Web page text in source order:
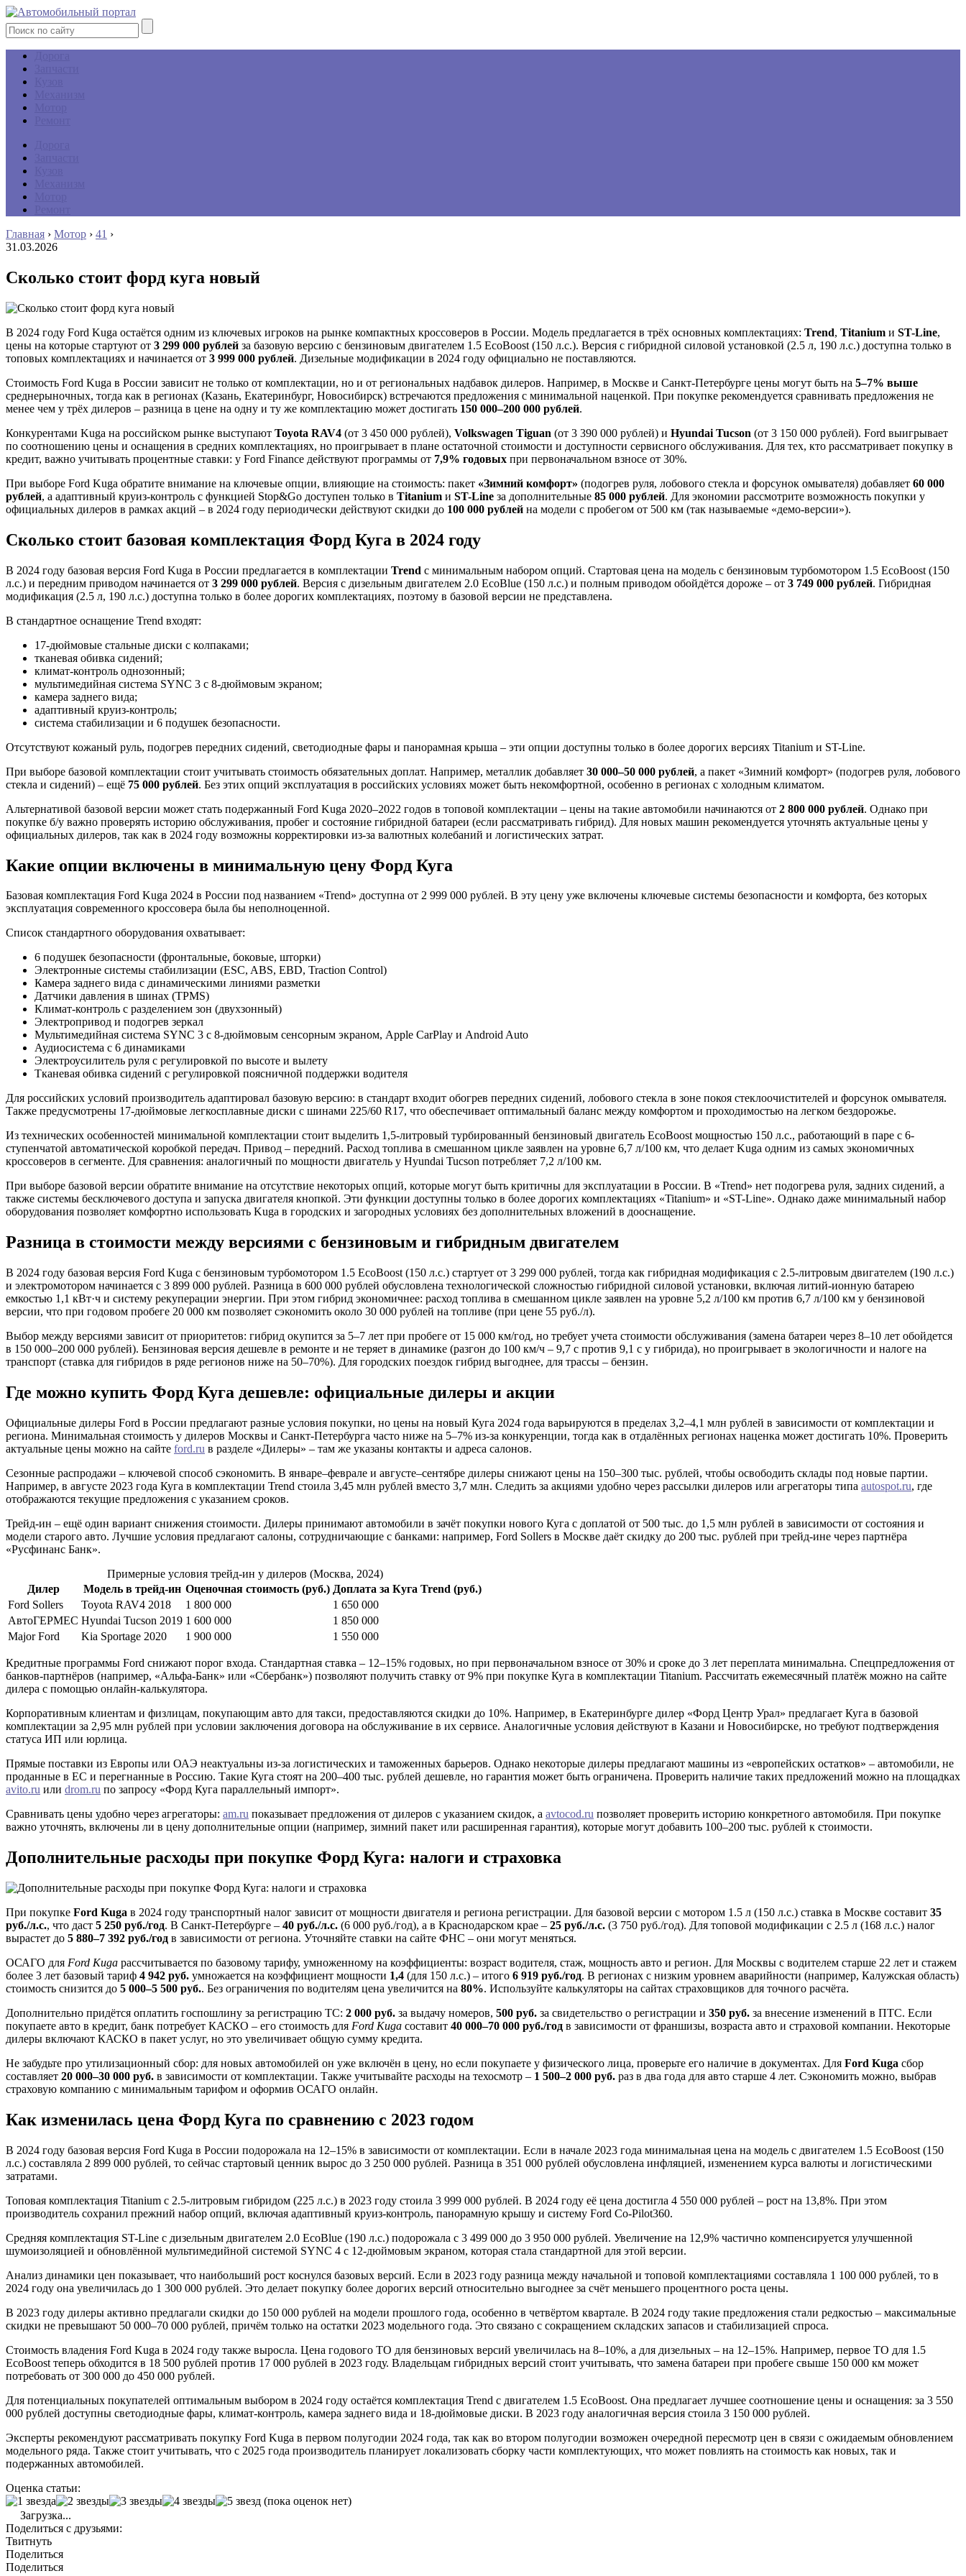
Главная › Мотор › 41 ›
31.03.2026
Сколько стоит форд куга новый
В 2024 году Ford Kuga остаётся одним из ключевых игроков на рынке компактных кроссоверов в России. Модель предлагается в трёх основных комплектациях: Trend, Titanium и ST-Line,
цены на которые стартуют от 3 299 000 рублей за базовую версию с бензиновым двигателем 1.5 EcoBoost (150 л.с.). Версия с гибридной силовой установкой (2.5 л, 190 л.с.) доступна только в
топовых комплектациях и начинается от 3 999 000 рублей. Дизельные модификации в 2024 году официально не поставляются.
Стоимость Ford Kuga в России зависит не только от комплектации, но и от региональных надбавок дилеров. Например, в Москве и Санкт-Петербурге цены могут быть на 5–7% выше
среднерыночных, тогда как в регионах (Казань, Екатеринбург, Новосибирск) встречаются предложения с минимальной наценкой. При покупке рекомендуется сравнивать предложения не
менее чем у трёх дилеров – разница в цене на одну и ту же комплектацию может достигать 150 000–200 000 рублей.
Конкурентами Kuga на российском рынке выступают Toyota RAV4 (от 3 450 000 рублей), Volkswagen Tiguan (от 3 390 000 рублей) и Hyundai Tucson (от 3 150 000 рублей). Ford выигрывает
по соотношению цены и оснащения в средних комплектациях, но проигрывает в плане остаточной стоимости и доступности сервисного обслуживания. Для тех, кто рассматривает покупку в
кредит, важно учитывать процентные ставки: у Ford Finance действуют программы от 7,9% годовых при первоначальном взносе от 30%.
При выборе Ford Kuga обратите внимание на ключевые опции, влияющие на стоимость: пакет «Зимний комфорт» (подогрев руля, лобового стекла и форсунок омывателя) добавляет 60 000
рублей, а адаптивный круиз-контроль с функцией Stop&Go доступен только в Titanium и ST-Line за дополнительные 85 000 рублей. Для экономии рассмотрите возможность покупки у
официальных дилеров в рамках акций – в 2024 году периодически действуют скидки до 100 000 рублей на модели с пробегом от 500 км (так называемые «демо-версии»).
Сколько стоит базовая комплектация Форд Куга в 2024 году
В 2024 году базовая версия Ford Kuga в России предлагается в комплектации Trend с минимальным набором опций. Стартовая цена на модель с бензиновым турбомотором 1.5 EcoBoost (150
л.с.) и передним приводом начинается от 3 299 000 рублей. Версия с дизельным двигателем 2.0 EcoBlue (150 л.с.) и полным приводом обойдётся дороже – от 3 749 000 рублей. Гибридная
модификация (2.5 л, 190 л.с.) доступна только в более дорогих комплектациях, поэтому в базовой версии не представлена.
В стандартное оснащение Trend входят:
17-дюймовые стальные диски с колпаками;
тканевая обивка сидений;
климат-контроль однозонный;
мультимедийная система SYNC 3 с 8-дюймовым экраном;
камера заднего вида;
адаптивный круиз-контроль;
система стабилизации и 6 подушек безопасности.
Отсутствуют кожаный руль, подогрев передних сидений, светодиодные фары и панорамная крыша – эти опции доступны только в более дорогих версиях Titanium и ST-Line.
При выборе базовой комплектации стоит учитывать стоимость обязательных доплат. Например, металлик добавляет 30 000–50 000 рублей, а пакет «Зимний комфорт» (подогрев руля, лобового
стекла и сидений) – ещё 75 000 рублей. Без этих опций эксплуатация в российских условиях может быть некомфортной, особенно в регионах с холодным климатом.
Альтернативой базовой версии может стать подержанный Ford Kuga 2020–2022 годов в топовой комплектации – цены на такие автомобили начинаются от 2 800 000 рублей. Однако при
покупке б/у важно проверять историю обслуживания, пробег и состояние гибридной батареи (если рассматривать гибрид). Для новых машин рекомендуется уточнять актуальные цены у
официальных дилеров, так как в 2024 году возможны корректировки из-за валютных колебаний и логистических затрат.
Какие опции включены в минимальную цену Форд Куга
Базовая комплектация Ford Kuga 2024 в России под названием «Trend» доступна от 2 999 000 рублей. В эту цену уже включены ключевые системы безопасности и комфорта, без которых
эксплуатация современного кроссовера была бы неполноценной.
Список стандартного оборудования охватывает:
6 подушек безопасности (фронтальные, боковые, шторки)
Электронные системы стабилизации (ESC, ABS, EBD, Traction Control)
Камера заднего вида с динамическими линиями разметки
Датчики давления в шинах (TPMS)
Климат-контроль с разделением зон (двухзонный)
Электропривод и подогрев зеркал
Мультимедийная система SYNC 3 с 8-дюймовым сенсорным экраном, Apple CarPlay и Android Auto
Аудиосистема с 6 динамиками
Электроусилитель руля с регулировкой по высоте и вылету
Тканевая обивка сидений с регулировкой поясничной поддержки водителя
Для российских условий производитель адаптировал базовую версию: в стандарт входит обогрев передних сидений, лобового стекла в зоне покоя стеклоочистителей и форсунок омывателя.
Также предусмотрены 17-дюймовые легкосплавные диски с шинами 225/60 R17, что обеспечивает оптимальный баланс между комфортом и проходимостью на легком бездорожье.
Из технических особенностей минимальной комплектации стоит выделить 1,5-литровый турбированный бензиновый двигатель EcoBoost мощностью 150 л.с., работающий в паре с 6-
ступенчатой автоматической коробкой передач. Привод – передний. Расход топлива в смешанном цикле заявлен на уровне 6,7 л/100 км, что делает Kuga одним из самых экономичных
кроссоверов в сегменте. Для сравнения: аналогичный по мощности двигатель у Hyundai Tucson потребляет 7,2 л/100 км.
При выборе базовой версии обратите внимание на отсутствие некоторых опций, которые могут быть критичны для эксплуатации в России. В «Trend» нет подогрева руля, задних сидений, а
также системы бесключевого доступа и запуска двигателя кнопкой. Эти функции доступны только в более дорогих комплектациях «Titanium» и «ST-Line». Однако даже минимальный набор
оборудования позволяет комфортно использовать Kuga в городских и загородных условиях без дополнительных вложений в дооснащение.
Разница в стоимости между версиями с бензиновым и гибридным двигателем
В 2024 году базовая версия Ford Kuga с бензиновым турбомотором 1.5 EcoBoost (150 л.с.) стартует от 3 299 000 рублей, тогда как гибридная модификация с 2.5-литровым двигателем (190 л.с.)
и электромотором начинается с 3 899 000 рублей. Разница в 600 000 рублей обусловлена технологической сложностью гибридной силовой установки, включая литий-ионную батарею
емкостью 1,1 кВт·ч и систему рекуперации энергии. При этом гибрид экономичнее: расход топлива в смешанном цикле заявлен на уровне 5,2 л/100 км против 6,7 л/100 км у бензиновой
версии, что при годовом пробеге 20 000 км позволяет сэкономить около 30 000 рублей на топливе (при цене 55 руб./л).
Выбор между версиями зависит от приоритетов: гибрид окупится за 5–7 лет при пробеге от 15 000 км/год, но требует учета стоимости обслуживания (замена батареи через 8–10 лет обойдется
в 150 000–200 000 рублей). Бензиновая версия дешевле в ремонте и не теряет в динамике (разгон до 100 км/ч – 9,7 с против 9,1 с у гибрида), но проигрывает в экологичности и налоге на
транспорт (ставка для гибридов в ряде регионов ниже на 50–70%). Для городских поездок гибрид выгоднее, для трассы – бензин.
Где можно купить Форд Куга дешевле: официальные дилеры и акции
Официальные дилеры Ford в России предлагают разные условия покупки, но цены на новый Куга 2024 года варьируются в пределах 3,2–4,1 млн рублей в зависимости от комплектации и
региона. Минимальная стоимость у дилеров Москвы и Санкт-Петербурга часто ниже на 5–7% из-за конкуренции, тогда как в отдалённых регионах наценка может достигать 10%. Проверить
актуальные цены можно на сайте ford.ru в разделе «Дилеры» – там же указаны контакты и адреса салонов.
Сезонные распродажи – ключевой способ сэкономить. В январе–феврале и августе–сентябре дилеры снижают цены на 150–300 тыс. рублей, чтобы освободить склады под новые партии.
Например, в августе 2023 года Куга в комплектации Trend стоила 3,45 млн рублей вместо 3,7 млн. Следить за акциями удобно через рассылки дилеров или агрегаторы типа autospot.ru, где
отображаются текущие предложения с указанием сроков.
Трейд-ин – ещё один вариант снижения стоимости. Дилеры принимают автомобили в зачёт покупки нового Куга с доплатой от 500 тыс. до 1,5 млн рублей в зависимости от состояния и
модели старого авто. Лучшие условия предлагают салоны, сотрудничающие с банками: например, Ford Sollers в Москве даёт скидку до 200 тыс. рублей при трейд-ине через партнёра
«Русфинанс Банк».
Примерные условия трейд-ин у дилеров (Москва, 2024)
Дилер
Модель в трейд-ин Оценочная стоимость (руб.) Доплата за Куга Trend (руб.)
Ford Sollers
Toyota RAV4 2018 1 800 000
1 650 000
АвтоГЕРМЕС Hyundai Tucson 2019 1 600 000
1 850 000
Major Ford
Kia Sportage 2020 1 900 000 1 550 000
Кредитные программы Ford снижают порог входа. Стандартная ставка – 12–15% годовых, но при первоначальном взносе от 30% и сроке до 3 лет переплата минимальна. Спецпредложения от
банков-партнёров (например, «Альфа-Банк» или «Сбербанк») позволяют получить ставку от 9% при покупке Куга в комплектации Titanium. Рассчитать ежемесячный платёж можно на сайте
дилера с помощью онлайн-калькулятора.
Корпоративным клиентам и физлицам, покупающим авто для такси, предоставляются скидки до 10%. Например, в Екатеринбурге дилер «Форд Центр Урал» предлагает Куга в базовой
комплектации за 2,95 млн рублей при условии заключения договора на обслуживание в их сервисе. Аналогичные условия действуют в Казани и Новосибирске, но требуют подтверждения
статуса ИП или юрлица.
Прямые поставки из Европы или ОАЭ неактуальны из-за логистических и таможенных барьеров. Однако некоторые дилеры предлагают машины из «европейских остатков» – автомобили, не
проданные в ЕС и перегнанные в Россию. Такие Куга стоят на 200–400 тыс. рублей дешевле, но гарантия может быть ограничена. Проверить наличие таких предложений можно на площадках
avito.ru или drom.ru по запросу «Форд Куга параллельный импорт».
Сравнивать цены удобно через агрегаторы: am.ru показывает предложения от дилеров с указанием скидок, а avtocod.ru позволяет проверить историю конкретного автомобиля. При покупке
важно уточнять, включены ли в цену дополнительные опции (например, зимний пакет или расширенная гарантия), которые могут добавить 100–200 тыс. рублей к стоимости.
Дополнительные расходы при покупке Форд Куга: налоги и страховка
При покупке Ford Kuga в 2024 году транспортный налог зависит от мощности двигателя и региона регистрации. Для базовой версии с мотором 1.5 л (150 л.с.) ставка в Москве составит 35
руб./л.с., что даст 5 250 руб./год. В Санкт-Петербурге – 40 руб./л.с. (6 000 руб./год), а в Краснодарском крае – 25 руб./л.с. (3 750 руб./год). Для топовой модификации с 2.5 л (168 л.с.) налог
вырастет до 5 880–7 392 руб./год в зависимости от региона. Уточняйте ставки на сайте ФНС – они могут меняться.
ОСАГО для Ford Kuga рассчитывается по базовому тарифу, умноженному на коэффициенты: возраст водителя, стаж, мощность авто и регион. Для Москвы с водителем старше 22 лет и стажем
более 3 лет базовый тариф 4 942 руб. умножается на коэффициент мощности 1,4 (для 150 л.с.) – итого 6 919 руб./год. В регионах с низким уровнем аварийности (например, Калужская область)
стоимость снизится до 5 000–5 500 руб.. Без ограничения по водителям цена увеличится на 80%. Используйте калькуляторы на сайтах страховщиков для точного расчёта.
Дополнительно придётся оплатить госпошлину за регистрацию ТС: 2 000 руб. за выдачу номеров, 500 руб. за свидетельство о регистрации и 350 руб. за внесение изменений в ПТС. Если
покупаете авто в кредит, банк потребует КАСКО – его стоимость для Ford Kuga составит 40 000–70 000 руб./год в зависимости от франшизы, возраста авто и страховой компании. Некоторые
дилеры включают КАСКО в пакет услуг, но это увеличивает общую сумму кредита.
Не забудьте про утилизационный сбор: для новых автомобилей он уже включён в цену, но если покупаете у физического лица, проверьте его наличие в документах. Для Ford Kuga сбор
составляет 20 000–30 000 руб. в зависимости от комплектации. Также учитывайте расходы на техосмотр – 1 500–2 000 руб. раз в два года для авто старше 4 лет. Сэкономить можно, выбрав
страховую компанию с минимальным тарифом и оформив ОСАГО онлайн.
Как изменилась цена Форд Куга по сравнению с 2023 годом
В 2024 году базовая версия Ford Kuga в России подорожала на 12–15% в зависимости от комплектации. Если в начале 2023 года минимальная цена на модель с двигателем 1.5 EcoBoost (150
л.с.) составляла 2 899 000 рублей, то сейчас стартовый ценник вырос до 3 250 000 рублей. Разница в 351 000 рублей обусловлена инфляцией, изменением курса валюты и логистическими
затратами.
Топовая комплектация Titanium с 2.5-литровым гибридом (225 л.с.) в 2023 году стоила 3 999 000 рублей. В 2024 году её цена достигла 4 550 000 рублей – рост на 13,8%. При этом
производитель сохранил прежний набор опций, включая адаптивный круиз-контроль, панорамную крышу и систему Ford Co-Pilot360.
Средняя комплектация ST-Line с дизельным двигателем 2.0 EcoBlue (190 л.с.) подорожала с 3 499 000 до 3 950 000 рублей. Увеличение на 12,9% частично компенсируется улучшенной
шумоизоляцией и обновлённой мультимедийной системой SYNC 4 с 12-дюймовым экраном, которая стала стандартной для этой версии.
Анализ динамики цен показывает, что наибольший рост коснулся базовых версий. Если в 2023 году разница между начальной и топовой комплектациями составляла 1 100 000 рублей, то в
2024 году она увеличилась до 1 300 000 рублей. Это делает покупку более дорогих версий относительно выгоднее за счёт меньшего процентного роста цены.
В 2023 году дилеры активно предлагали скидки до 150 000 рублей на модели прошлого года, особенно в четвёртом квартале. В 2024 году такие предложения стали редкостью – максимальные
скидки не превышают 50 000–70 000 рублей, причём только на остатки 2023 модельного года. Это связано с сокращением складских запасов и стабилизацией спроса.
Стоимость владения Ford Kuga в 2024 году также выросла. Цена годового ТО для бензиновых версий увеличилась на 8–10%, а для дизельных – на 12–15%. Например, первое ТО для 1.5
EcoBoost теперь обходится в 18 500 рублей против 17 000 рублей в 2023 году. Владельцам гибридных версий стоит учитывать, что замена батареи при пробеге свыше 150 000 км может
потребовать от 300 000 до 450 000 рублей.
Для потенциальных покупателей оптимальным выбором в 2024 году остаётся комплектация Trend с двигателем 1.5 EcoBoost. Она предлагает лучшее соотношение цены и оснащения: за 3 550
000 рублей доступны светодиодные фары, климат-контроль, камера заднего вида и 18-дюймовые диски. В 2023 году аналогичная версия стоила 3 150 000 рублей.
Эксперты рекомендуют рассматривать покупку Ford Kuga в первом полугодии 2024 года, так как во втором полугодии возможен очередной пересмотр цен в связи с ожидаемым обновлением
модельного ряда. Также стоит учитывать, что с 2025 года производитель планирует локализовать сборку части комплектующих, что может повлиять на стоимость как новых, так и
подержанных автомобилей.
Оценка статьи:
(пока оценок нет)
Загрузка...
Поделиться с друзьями:
Твитнуть
Поделиться
Поделиться